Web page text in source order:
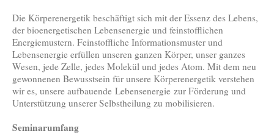
Die Körperenergetik beschäftigt sich mit der Essenz des Lebens,
der bioenergetischen Lebensenergie und feinstofflichen
Energiemustern. Feinstoffliche Informationsmuster und
Lebensenergie erfüllen unseren ganzen Körper, unser ganzes
Wesen, jede Zelle, jedes Molekül und jedes Atom. Mit dem neu
gewonnenen Bewusstsein für unsere Körperenergetik verstehen
wir es, unsere aufbauende Lebensenergie zur Förderung und
Unterstützung unserer Selbstheilung zu mobilisieren.
Seminarumfang